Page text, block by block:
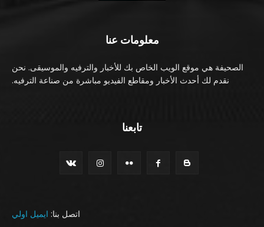
معلومات عنا
الصحيفة هي موقع الويب الخاص بك للأخبار والترفيه والموسيقى. نحن
نقدم لك أحدث الأخبار ومقاطع الفيديو مباشرة من صناعة الترفيه.
تابعنا
اتصل بنا: ايميل اولي